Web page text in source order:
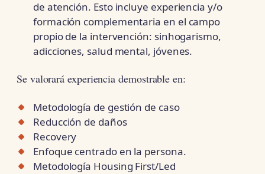
de atención. Esto incluye experiencia y/o
formación complementaria en el campo
propio de la intervención: sinhogarismo,
adicciones, salud mental, jóvenes.
Se valorará experiencia demostrable en:
Metodología de gestión de caso
Reducción de daños
Recovery
Enfoque centrado en la persona.
Metodología Housing First/Led